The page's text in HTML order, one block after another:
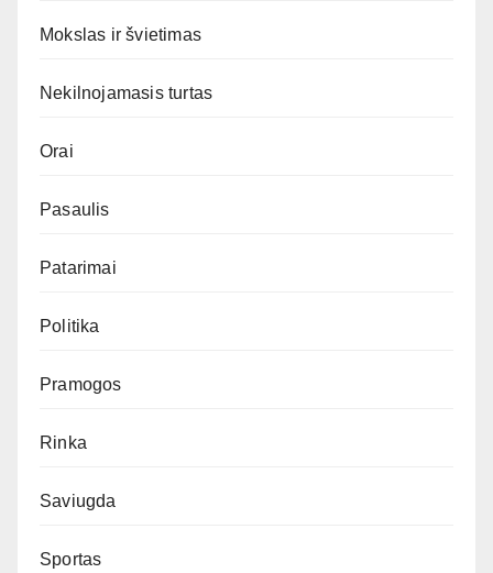
Mokslas ir švietimas
Nekilnojamasis turtas
Orai
Pasaulis
Patarimai
Politika
Pramogos
Rinka
Saviugda
Sportas